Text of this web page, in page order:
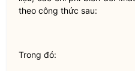
theo công thức sau:
Trong đó: